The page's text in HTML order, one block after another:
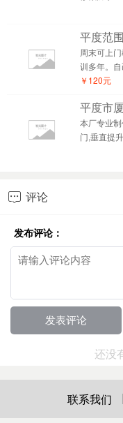
平度范
周末可上
训多年。
￥120元
平度市
本厂专业
门,垂直提
 评论
发布评论：
还没
联系我们